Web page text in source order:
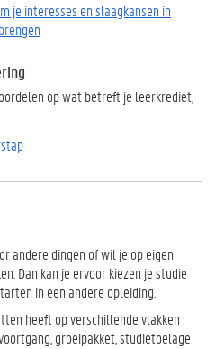
je interesses en slaagkansen in
op wat betreft je leerkrediet,
andere dingen of wil je op eigen
Dan kan je ervoor kiezen je studie
in een andere opleiding.
heeft op verschillende vlakken
groeipakket, studietoelage